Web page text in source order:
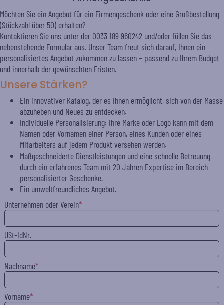
Möchten Sie ein Angebot für ein Firmengeschenk oder eine Großbestellung
(Stückzahl über 50) erhalten?
Kontaktieren Sie uns unter der 0033 189 960242 und/oder füllen Sie das
nebenstehende Formular aus. Unser Team freut sich darauf, Ihnen ein
personalisiertes Angebot zukommen zu lassen – passend zu Ihrem Budget
und innerhalb der gewünschten Fristen.
Unsere Stärken?
Ein innovativer Katalog, der es Ihnen ermöglicht, sich von der Masse
abzuheben und Neues zu entdecken.
Individuelle Personalisierung: Ihre Marke oder Logo kann mit dem
Namen oder Vornamen einer Person, eines Kunden oder eines
Mitarbeiters auf jedem Produkt versehen werden.
Maßgeschneiderte Dienstleistungen und eine schnelle Betreuung
durch ein erfahrenes Team mit 20 Jahren Expertise im Bereich
personalisierter Geschenke.
Ein umweltfreundliches Angebot.
Unternehmen oder Verein
USt-IdNr.
Nachname
Vorname